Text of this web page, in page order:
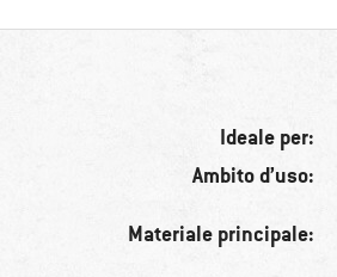
Ideale per:
Ambito d’uso:
Materiale principale: